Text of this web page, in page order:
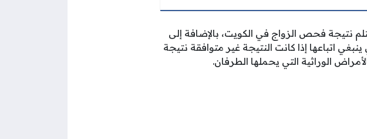
نتيجة فحص الزواج في الكويت، بالإضافة إلى
اتباعها إذا كانت النتيجة غير متوافقة نتيجة
الوراثية التي يحملها الطرفان.